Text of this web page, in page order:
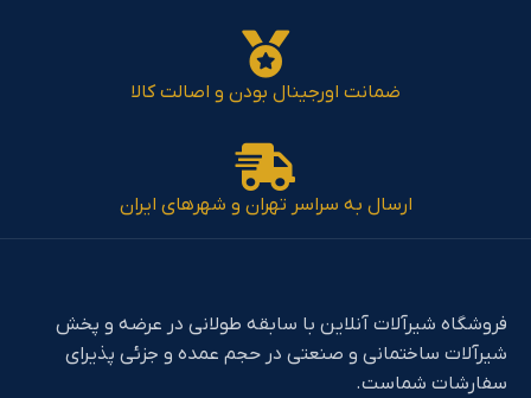
ضمانت اورجینال بودن و اصالت کالا
ارسال به سراسر تهران و شهرهای ایران
فروشگاه شیرآلات آنلاین با سابقه طولانی در عرضه و پخش
شیرآلات ساختمانی و صنعتی در حجم عمده و جزئی پذیرای
سفارشات شماست.